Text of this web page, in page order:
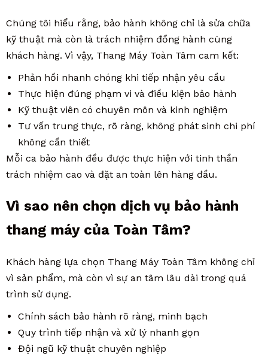
Chúng tôi hiểu rằng, bảo hành không chỉ là sửa chữa
kỹ thuật mà còn là trách nhiệm đồng hành cùng
khách hàng. Vì vậy, Thang Máy Toàn Tâm cam kết:
Phản hồi nhanh chóng khi tiếp nhận yêu cầu
Thực hiện đúng phạm vi và điều kiện bảo hành
Kỹ thuật viên có chuyên môn và kinh nghiệm
Tư vấn trung thực, rõ ràng, không phát sinh chi phí
không cần thiết
Mỗi ca bảo hành đều được thực hiện với tinh thần
trách nhiệm cao và đặt an toàn lên hàng đầu.
Vì sao nên chọn dịch vụ bảo hành
thang máy của Toàn Tâm?
Khách hàng lựa chọn Thang Máy Toàn Tâm không chỉ
vì sản phẩm, mà còn vì sự an tâm lâu dài trong quá
trình sử dụng.
Chính sách bảo hành rõ ràng, minh bạch
Quy trình tiếp nhận và xử lý nhanh gọn
Đội ngũ kỹ thuật chuyên nghiệp